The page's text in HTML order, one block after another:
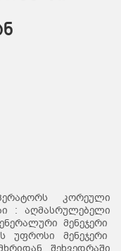
კორეული
: აღმასრულებელი
მენეჯერი
უფროსი მენეჯერი